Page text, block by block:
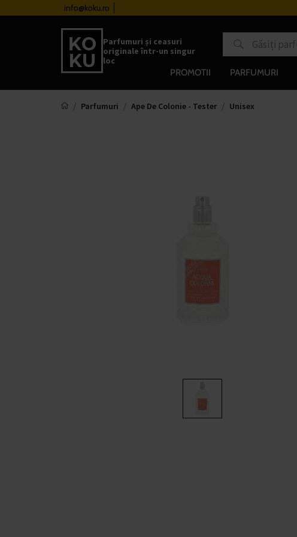
info@koku.ro
Parfumuri și ceasuri
originale într-un singur
loc
PROMOTII PARFUMURI
Parfumuri Ape De Colonie - Tester Unisex